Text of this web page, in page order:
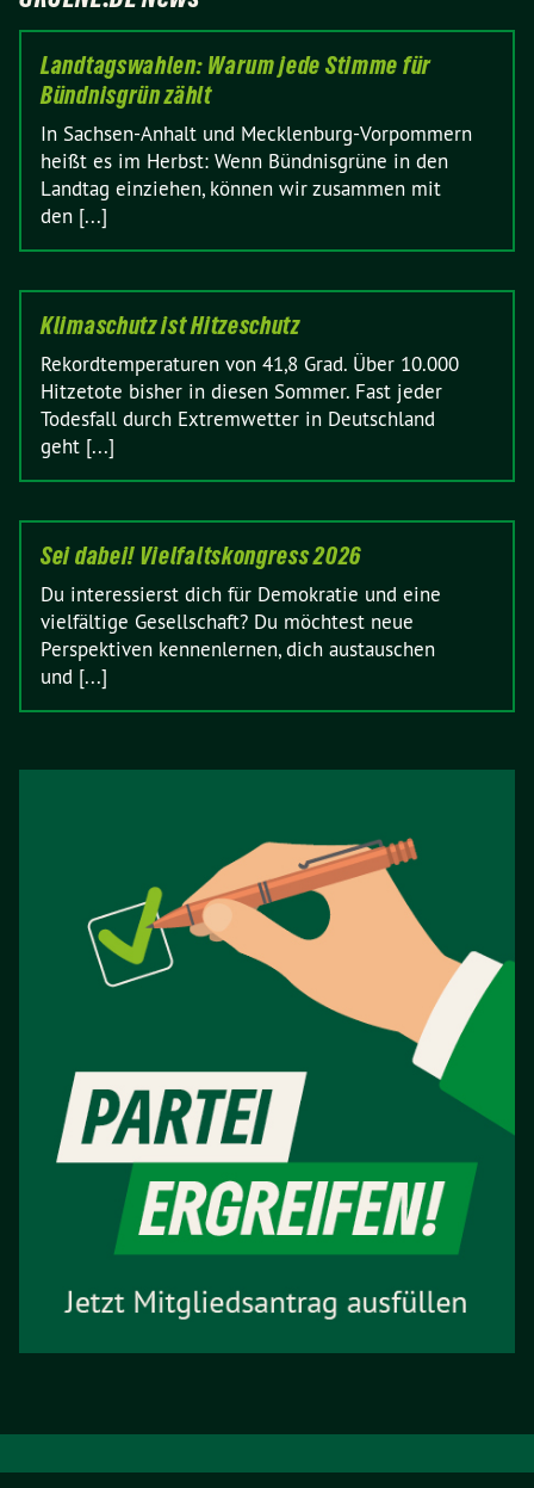
Landtagswahlen: Warum jede Stimme für
Bündnisgrün zählt
In Sachsen-Anhalt und Mecklenburg-Vorpommern
heißt es im Herbst: Wenn Bündnisgrüne in den
Landtag einziehen, können wir zusammen mit
den [...]
Klimaschutz ist Hitzeschutz
Rekordtemperaturen von 41,8 Grad. Über 10.000
Hitzetote bisher in diesen Sommer. Fast jeder
Todesfall durch Extremwetter in Deutschland
geht [...]
Sei dabei! Vielfaltskongress 2026
Du interessierst dich für Demokratie und eine
vielfältige Gesellschaft? Du möchtest neue
Perspektiven kennenlernen, dich austauschen
und [...]